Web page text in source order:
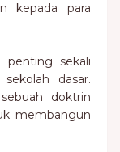
kepada para
sekali
dasar.
doktrin
membangun